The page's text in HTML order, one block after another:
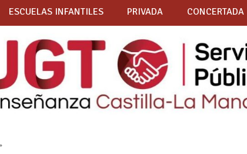
ESCUELAS INFANTILES PRIVADA CONCERTADA